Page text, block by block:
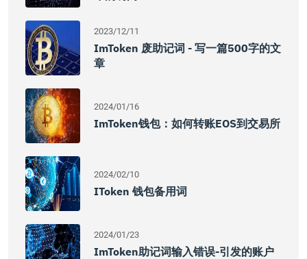
2023/12/11
ImToken 废助记词 - 写一篇500字的文
章
2024/01/16
ImToken钱包：如何转账EOS到交易所
2024/02/10
IToken 钱包备用词
2024/01/23
ImToken助记词输入错误-引发的账户